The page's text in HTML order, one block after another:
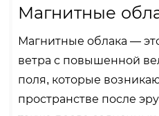
Магнитные
Магнитные облака —
ветра с повышенной
поля, которые
пространстве после